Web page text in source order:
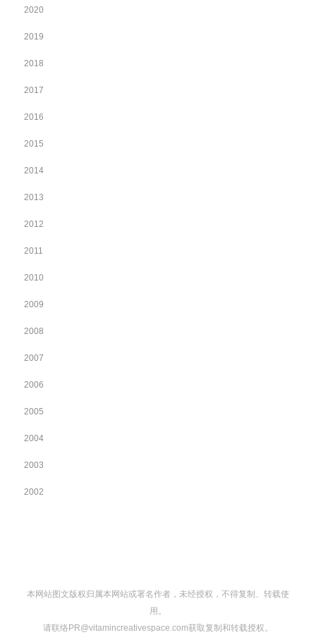
2020
2019
2018
2017
2016
2015
2014
2013
2012
2011
2010
2009
2008
2007
2006
2005
2004
2003
2002
本网站图文版权归属本网站或署名作者，未经授权，不得复制、转载使
用。
请联络PR@vitamincreativespace.com获取复制和转载授权。